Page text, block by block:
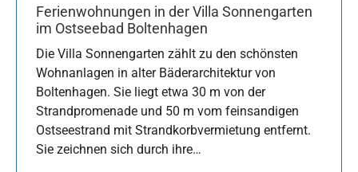
Ferienwohnungen in der Villa Sonnengarten
im Ostseebad Boltenhagen
Die Villa Sonnengarten zählt zu den schönsten
Wohnanlagen in alter Bäderarchitektur von
Boltenhagen. Sie liegt etwa 30 m von der
Strandpromenade und 50 m vom feinsandigen
Ostseestrand mit Strandkorbvermietung entfernt.
Sie zeichnen sich durch ihre…